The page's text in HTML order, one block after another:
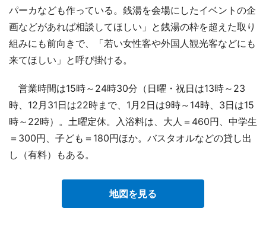
パーカなども作っている。銭湯を会場にしたイベントの企
画などがあれば相談してほしい」と銭湯の枠を超えた取り
組みにも前向きで、「若い女性客や外国人観光客などにも
来てほしい」と呼び掛ける。
営業時間は15時～24時30分（日曜・祝日は13時～23
時、12月31日は22時まで、1月2日は9時～14時、3日は15
時～22時）。土曜定休。入浴料は、大人＝460円、中学生
＝300円、子ども＝180円ほか。バスタオルなどの貸し出
し（有料）もある。
地図を見る